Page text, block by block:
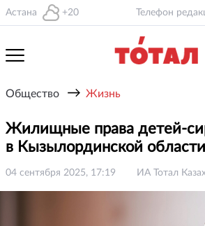
Астана +20 Телефон
Общество → Жизнь
Жилищные права детей-
в Кызылординской области
04 сентября 2025, 17:19 ИА Тотал